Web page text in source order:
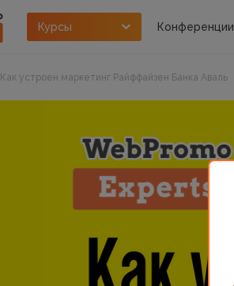
Курсы Конференции
Как устроен маркетинг Райффайзен Банка Аваль